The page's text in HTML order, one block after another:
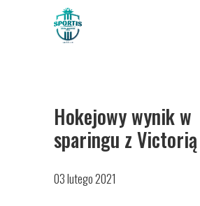
03 lutego 2021
Hokejowy wynik w
sparingu z